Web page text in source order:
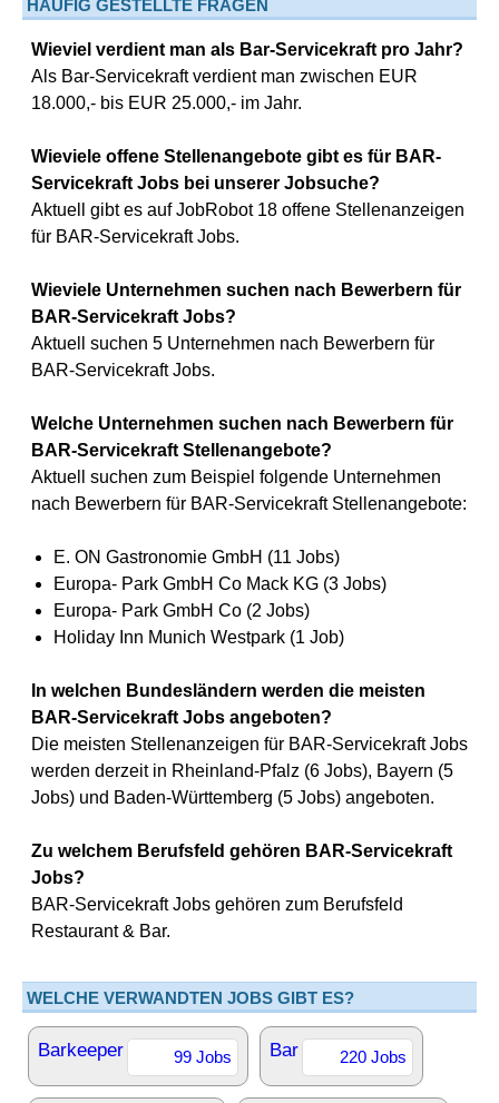
HÄUFIG GESTELLTE FRAGEN
Wieviel verdient man als Bar-Servicekraft pro Jahr?
Als Bar-Servicekraft verdient man zwischen EUR
18.000,- bis EUR 25.000,- im Jahr.
Wieviele offene Stellenangebote gibt es für BAR-
Servicekraft Jobs bei unserer Jobsuche?
Aktuell gibt es auf JobRobot 18 offene Stellenanzeigen
für BAR-Servicekraft Jobs.
Wieviele Unternehmen suchen nach Bewerbern für
BAR-Servicekraft Jobs?
Aktuell suchen 5 Unternehmen nach Bewerbern für
BAR-Servicekraft Jobs.
Welche Unternehmen suchen nach Bewerbern für
BAR-Servicekraft Stellenangebote?
Aktuell suchen zum Beispiel folgende Unternehmen
nach Bewerbern für BAR-Servicekraft Stellenangebote:
E. ON Gastronomie GmbH (11 Jobs)
Europa- Park GmbH Co Mack KG (3 Jobs)
Europa- Park GmbH Co (2 Jobs)
Holiday Inn Munich Westpark (1 Job)
In welchen Bundesländern werden die meisten
BAR-Servicekraft Jobs angeboten?
Die meisten Stellenanzeigen für BAR-Servicekraft Jobs
werden derzeit in Rheinland-Pfalz (6 Jobs), Bayern (5
Jobs) und Baden-Württemberg (5 Jobs) angeboten.
Zu welchem Berufsfeld gehören BAR-Servicekraft
Jobs?
BAR-Servicekraft Jobs gehören zum Berufsfeld
Restaurant & Bar.
WELCHE VERWANDTEN JOBS GIBT ES?
Barkeeper 99 Jobs Bar 220 Jobs